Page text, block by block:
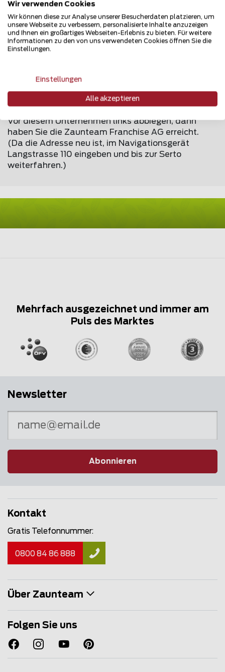
Firmen-Nr Handelsregister: CH-020.3.910.760-9
MWST Nr: CHE-101.987.787 MWST
Vertretungsberechtigter (Vorstand): Walter
Hübscher
im Kreisel die dritte Ausfahrt nehmen und dem
Vor diesem Unternehmen links abbiegen, dann
haben Sie die Zaunteam Franchise AG erreicht.
(Da die Adresse neu ist, im Navigationsgerät
Langstrasse 110 eingeben und bis zur Serto
weiterfahren.)
Mehrfach ausgezeichnet und immer am
Puls des Marktes
Newsletter
Abonnieren
Kontakt
Gratis Telefonnummer:
0800 84 86 888
Über Zaunteam
Folgen Sie uns
Wir verwenden Cookies
Wir können diese zur Analyse unserer Besucherdaten platzieren, um
unsere Webseite zu verbessern, personalisierte Inhalte anzuzeigen
und Ihnen ein großartiges Webseiten-Erlebnis zu bieten. Für weitere
Informationen zu den von uns verwendeten Cookies öffnen Sie die
Einstellungen.
Einstellungen
Alle akzeptieren